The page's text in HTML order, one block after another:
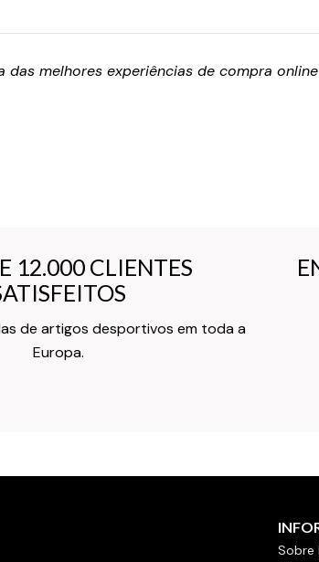
das melhores experiências de compra
12.000 CLIENTES
de artigos desportivos em toda a
Europa.
12.000 CLIENTES
do Cartão de Informação
Sobre